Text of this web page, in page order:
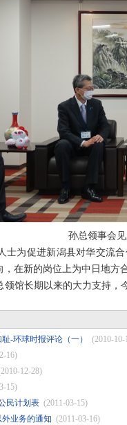
孙总领事会
为促进新潟县对华交流合
在新的岗位上为中日地方
长期以来的大力支持，
-环球时报评论（一）
(2010-10-
16)
12-28)
15)
民计划表 (2011-03-15)
业务的通知 (2011-03-16)